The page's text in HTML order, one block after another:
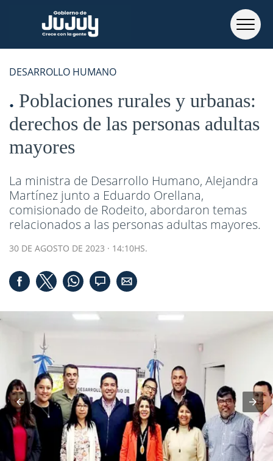
DESARROLLO HUMANO
Poblaciones rurales y urbanas:
derechos de las personas adultas
mayores
La ministra de Desarrollo Humano, Alejandra
Martínez junto a Eduardo Orellana,
comisionado de Rodeito, abordaron temas
relacionados a las personas adultas mayores.
30 DE AGOSTO DE 2023 · 14:10HS.